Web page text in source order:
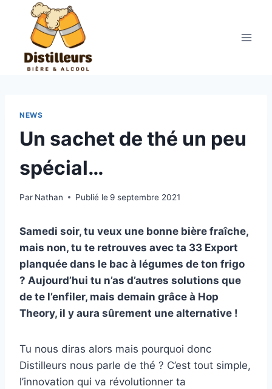
contenu
NEWS
Un sachet de thé un peu
spécial…
Par Nathan Publié le 9 septembre 2021
Samedi soir, tu veux une bonne bière fraîche,
mais non, tu te retrouves avec ta 33 Export
planquée dans le bac à légumes de ton frigo
? Aujourd’hui tu n’as d’autres solutions que
de te l’enfiler, mais demain grâce à Hop
Theory, il y aura sûrement une alternative !
Tu nous diras alors mais pourquoi donc
Distilleurs nous parle de thé ? C’est tout simple,
l’innovation qui va révolutionner ta